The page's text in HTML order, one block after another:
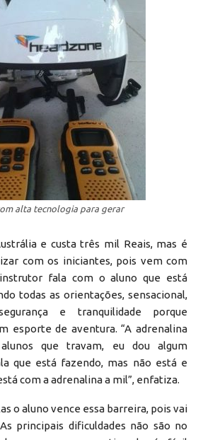
alta tecnologia para gerar
e custa três mil Reais, mas é
com os iniciantes, pois vem com
fala com o aluno que está
todas as orientações, sensacional,
e tranquilidade porque
esporte de aventura. “A adrenalina
que travam, eu dou algum
que está fazendo, mas não está e
com a adrenalina a mil”, enfatiza.
o aluno vence essa barreira, pois vai
principais dificuldades não são no